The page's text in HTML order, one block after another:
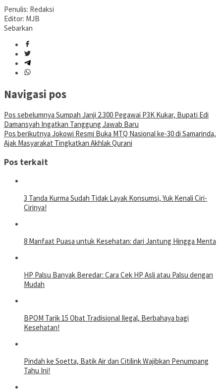
Penulis: Redaksi
Editor: MJB
Sebarkan
Navigasi pos
Pos sebelumnya Sumpah Janji 2.300 Pegawai P3K Kukar, Bupati Edi
Damansyah Ingatkan Tanggung Jawab Baru
Pos berikutnya Jokowi Resmi Buka MTQ Nasional ke-30 di Samarinda,
Ajak Masyarakat Tingkatkan Akhlak Qurani
Pos terkait
3 Tanda Kurma Sudah Tidak Layak Konsumsi, Yuk Kenali Ciri-
Cirinya!
8 Manfaat Puasa untuk Kesehatan: dari Jantung Hingga Menta
HP Palsu Banyak Beredar: Cara Cek HP Asli atau Palsu dengan
Mudah
BPOM Tarik 15 Obat Tradisional Ilegal, Berbahaya bagi
Kesehatan!
Pindah ke Soetta, Batik Air dan Citilink Wajibkan Penumpang
Tahu Ini!